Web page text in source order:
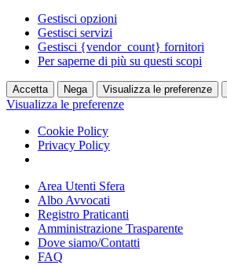
Gestisci opzioni
Gestisci servizi
Gestisci {vendor_count} fornitori
Per saperne di più su questi scopi
Accetta Nega Visualizza le preferenze
Visualizza le preferenze
Cookie Policy
Privacy Policy
contenuto
Area Utenti Sfera
Albo Avvocati
Registro Praticanti
Amministrazione Trasparente
Dove siamo/Contatti
FAQ